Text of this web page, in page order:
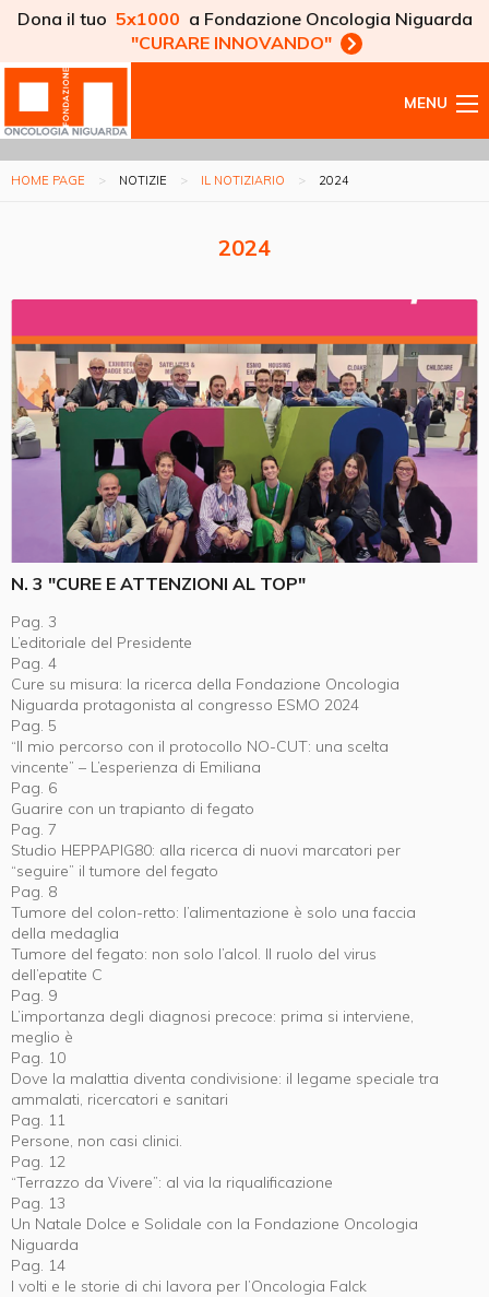
Dona il tuo 5x1000 a Fondazione Oncologia Niguarda
"CURARE INNOVANDO"
MENU
HOME PAGE NOTIZIE IL NOTIZIARIO 2024
2024
N. 3 "CURE E ATTENZIONI AL TOP"
Pag. 3
L’editoriale del Presidente
Pag. 4
Cure su misura: la ricerca della Fondazione Oncologia
Niguarda protagonista al congresso ESMO 2024
Pag. 5
“Il mio percorso con il protocollo NO-CUT: una scelta
vincente” – L’esperienza di Emiliana
Pag. 6
Guarire con un trapianto di fegato
Pag. 7
Studio HEPPAPIG80: alla ricerca di nuovi marcatori per
“seguire” il tumore del fegato
Pag. 8
Tumore del colon-retto: l’alimentazione è solo una faccia
della medaglia
Tumore del fegato: non solo l’alcol. Il ruolo del virus
dell’epatite C
Pag. 9
L’importanza degli diagnosi precoce: prima si interviene,
meglio è
Pag. 10
Dove la malattia diventa condivisione: il legame speciale tra
ammalati, ricercatori e sanitari
Pag. 11
Persone, non casi clinici.
Pag. 12
“Terrazzo da Vivere”: al via la riqualificazione
Pag. 13
Un Natale Dolce e Solidale con la Fondazione Oncologia
Niguarda
Pag. 14
I volti e le storie di chi lavora per l’Oncologia Falck